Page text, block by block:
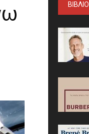
ΒΙΒΛΙΟ